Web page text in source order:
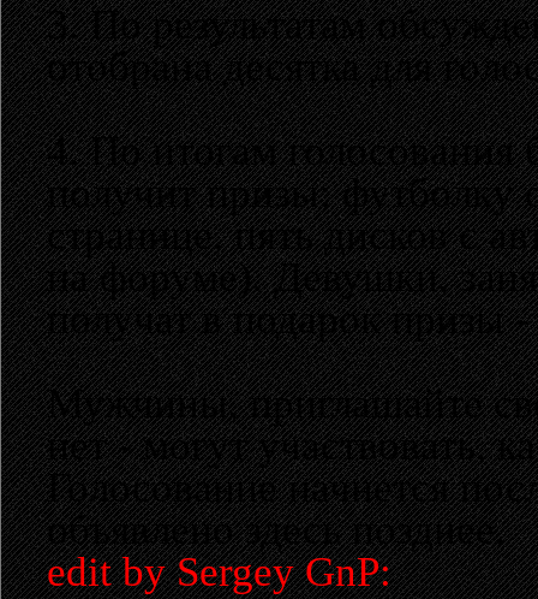
3. По результатам
отобрана десятка для
4. По итогам голосования
получит призы: футболку
странице, пять дисков с
на форуме). Девушки,
получат в подарок
Мужчины, приглашайте
нет - могут участвовать,
Голосование начнется
объявлено здесь позднее.
edit by Sergey GnP: